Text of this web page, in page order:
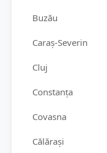
Buzău
Caraș-Severin
Cluj
Constanța
Covasna
Călărași